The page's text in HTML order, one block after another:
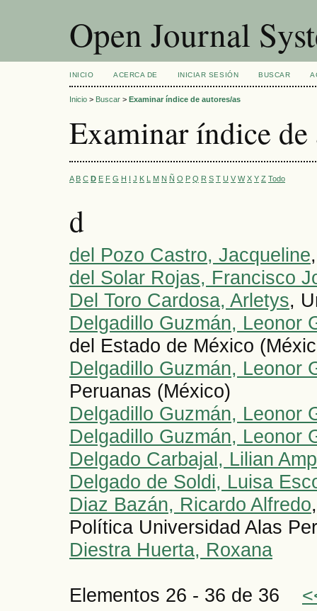
Open Journal
INICIO ACERCA DE INICIAR SESIÓN BUSCAR
Inicio > Buscar > Examinar índice de autores/as
Examinar índice de
A B C D E F G H I J K L M N Ñ O P Q R S T U V W X Y Z Todo
d
del Pozo Castro, Jacqueline
del Solar Rojas, Francisco
Del Toro Cardosa, Arletys,
Delgadillo Guzmán, Leonor
del Estado de México
Delgadillo Guzmán, Leonor
Peruanas (México)
Delgadillo Guzmán, Leonor
Delgadillo Guzmán, Leonor
Delgado Carbajal, Lilian
Delgado de Soldi, Luisa
Diaz Bazán, Ricardo Alfredo
Política Universidad Alas
Diestra Huerta, Roxana
Elementos 26 - 36 de 36